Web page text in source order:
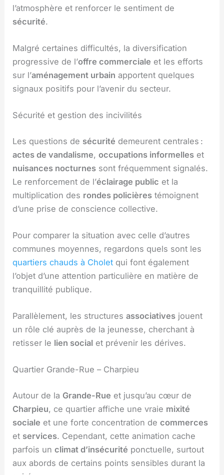
l’atmosphère et renforcer le sentiment de
sécurité.
Malgré certaines difficultés, la diversification
progressive de l’offre commerciale et les efforts
sur l’aménagement urbain apportent quelques
signaux positifs pour l’avenir du secteur.
Sécurité et gestion des incivilités
Les questions de sécurité demeurent centrales :
actes de vandalisme,occupations informelles et
nuisances nocturnes sont fréquemment signalés.
Le renforcement de l’éclairage public et la
multiplication des rondes policières témoignent
d’une prise de conscience collective.
Pour comparer la situation avec celle d’autres
communes moyennes, regardons quels sont les
quartiers chauds à Cholet qui font également
l’objet d’une attention particulière en matière de
tranquillité publique.
Parallèlement, les structuresassociatives jouent
un rôle clé auprès de la jeunesse, cherchant à
retisser le lien social et prévenir les dérives.
Quartier Grande-Rue – Charpieu
Autour de la Grande-Rue et jusqu’au cœur de
Charpieu, ce quartier affiche une vraie mixité
sociale et une forte concentration decommerces
et services. Cependant, cette animation cache
parfois unclimat d’insécurité ponctuelle, surtout
aux abords de certains points sensibles durant la